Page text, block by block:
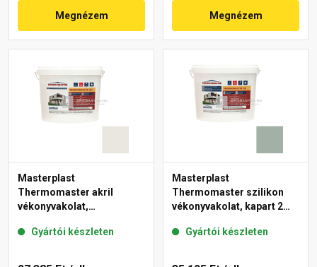
Megnézem Megnézem
Masterplast
Thermomaster akril
vékonyvakolat,
45-F 25 kg
Gyártói készleten
Masterplast
Thermomaster szilikon
vékonyvakolat, kapart 2
Gyártói készleten